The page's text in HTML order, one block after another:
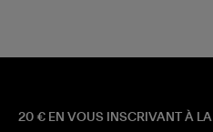
20 € EN VOUS INSCRIVANT À LA